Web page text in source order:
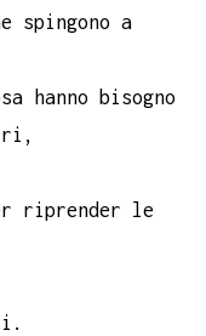
spingono a
hanno bisogno
riprender le